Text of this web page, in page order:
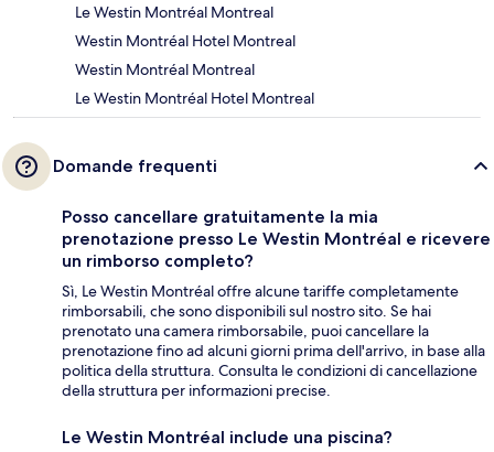
Le Westin Montréal Montreal
Westin Montréal Hotel Montreal
Westin Montréal Montreal
Le Westin Montréal Hotel Montreal
Domande frequenti
Posso cancellare gratuitamente la mia
prenotazione presso Le Westin Montréal e ricevere
un rimborso completo?
Sì, Le Westin Montréal offre alcune tariffe completamente
rimborsabili, che sono disponibili sul nostro sito. Se hai
prenotato una camera rimborsabile, puoi cancellare la
prenotazione fino ad alcuni giorni prima dell'arrivo, in base alla
politica della struttura. Consulta le condizioni di cancellazione
della struttura per informazioni precise.
Le Westin Montréal include una piscina?